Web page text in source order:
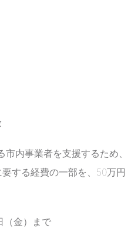
内事業者を支援するため、
する経費の一部を、50万円
（金）まで